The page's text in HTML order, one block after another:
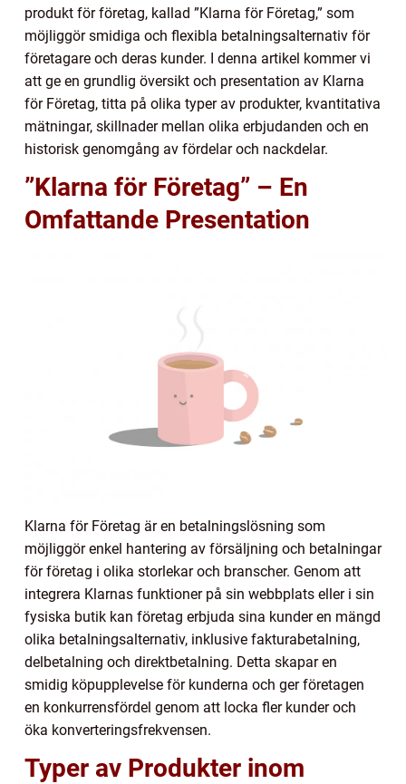
produkt för företag, kallad ”Klarna för Företag,” som
möjliggör smidiga och flexibla betalningsalternativ för
företagare och deras kunder. I denna artikel kommer vi
att ge en grundlig översikt och presentation av Klarna
för Företag, titta på olika typer av produkter, kvantitativa
mätningar, skillnader mellan olika erbjudanden och en
historisk genomgång av fördelar och nackdelar.
”Klarna för Företag” – En
Omfattande Presentation
Klarna för Företag är en betalningslösning som
möjliggör enkel hantering av försäljning och betalningar
för företag i olika storlekar och branscher. Genom att
integrera Klarnas funktioner på sin webbplats eller i sin
fysiska butik kan företag erbjuda sina kunder en mängd
olika betalningsalternativ, inklusive fakturabetalning,
delbetalning och direktbetalning. Detta skapar en
smidig köpupplevelse för kunderna och ger företagen
en konkurrensfördel genom att locka fler kunder och
öka konverteringsfrekvensen.
Typer av Produkter inom